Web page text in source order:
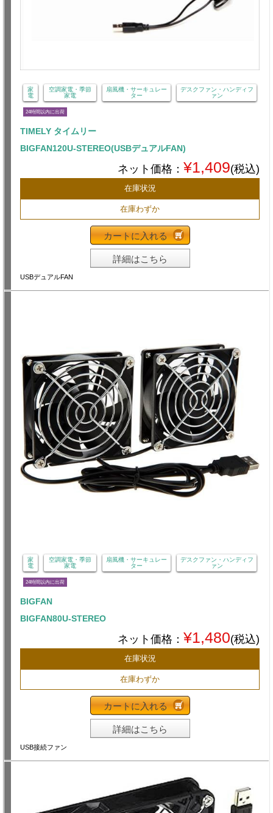
家
電
空調家電・季節
家電
扇風機・サーキュレー
ター
デスクファン・ハンディフ
ァン
24時間以内に出荷
TIMELY タイムリー
BIGFAN120U-STEREO(USBデュアルFAN)
ネット価格： ¥1,409(税込)
在庫状況
在庫わずか
カートに入れる
詳細はこちら
USBデュアルFAN
家
電
空調家電・季節
家電
扇風機・サーキュレー
ター
デスクファン・ハンディフ
ァン
24時間以内に出荷
BIGFAN
BIGFAN80U-STEREO
ネット価格： ¥1,480(税込)
在庫状況
在庫わずか
カートに入れる
詳細はこちら
USB接続ファン